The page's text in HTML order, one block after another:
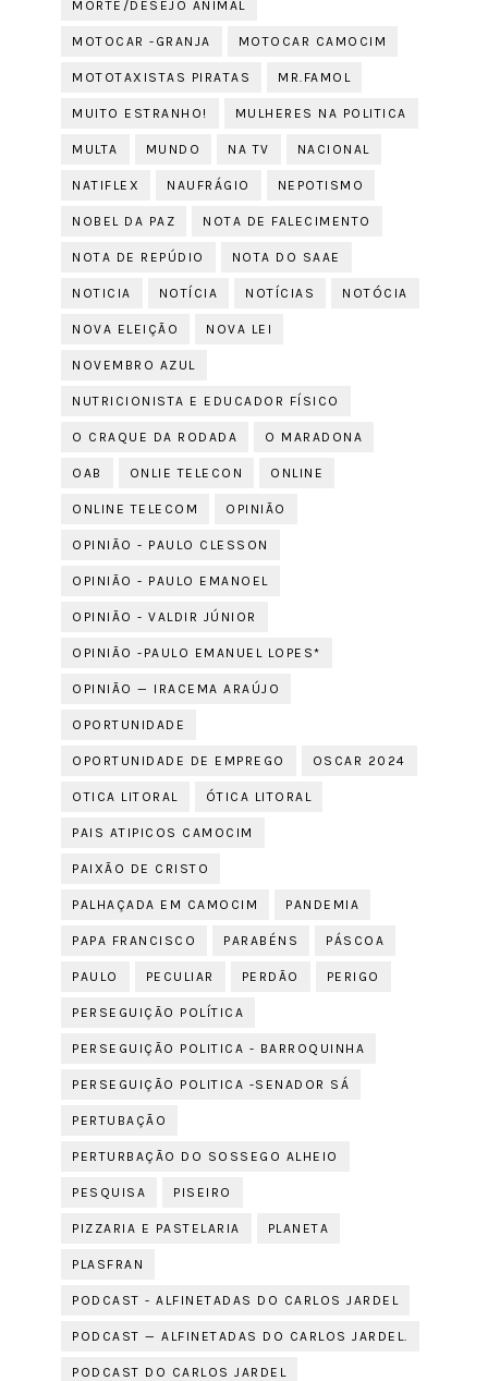
MORTE/DESEJO ANIMAL
MOTOCAR -GRANJA MOTOCAR CAMOCIM
MOTOTAXISTAS PIRATAS MR.FAMOL
MUITO ESTRANHO! MULHERES NA POLITICA
MULTA MUNDO NA TV NACIONAL
NATIFLEX NAUFRÁGIO NEPOTISMO
NOBEL DA PAZ NOTA DE FALECIMENTO
NOTA DE REPÚDIO NOTA DO SAAE
NOTICIA NOTÍCIA NOTÍCIAS NOTÓCIA
NOVA ELEIÇÃO NOVA LEI
NOVEMBRO AZUL
NUTRICIONISTA E EDUCADOR FÍSICO
O CRAQUE DA RODADA O MARADONA
OAB ONLIE TELECON ONLINE
ONLINE TELECOM OPINIÃO
OPINIÃO - PAULO CLESSON
OPINIÃO - PAULO EMANOEL
OPINIÃO - VALDIR JÚNIOR
OPINIÃO -PAULO EMANUEL LOPES*
OPINIÃO — IRACEMA ARAÚJO
OPORTUNIDADE
OPORTUNIDADE DE EMPREGO OSCAR 2024
OTICA LITORAL ÓTICA LITORAL
PAIS ATIPICOS CAMOCIM
PAIXÃO DE CRISTO
PALHAÇADA EM CAMOCIM PANDEMIA
PAPA FRANCISCO PARABÉNS PÁSCOA
PAULO PECULIAR PERDÃO PERIGO
PERSEGUIÇÃO POLÍTICA
PERSEGUIÇÃO POLITICA - BARROQUINHA
PERSEGUIÇÃO POLITICA -SENADOR SÁ
PERTUBAÇÃO
PERTURBAÇÃO DO SOSSEGO ALHEIO
PESQUISA PISEIRO
PIZZARIA E PASTELARIA PLANETA
PLASFRAN
PODCAST - ALFINETADAS DO CARLOS JARDEL
PODCAST — ALFINETADAS DO CARLOS JARDEL.
PODCAST DO CARLOS JARDEL